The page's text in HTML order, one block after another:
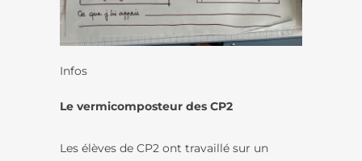
Infos
Le vermicomposteur des CP2
Les élèves de CP2 ont travaillé sur un